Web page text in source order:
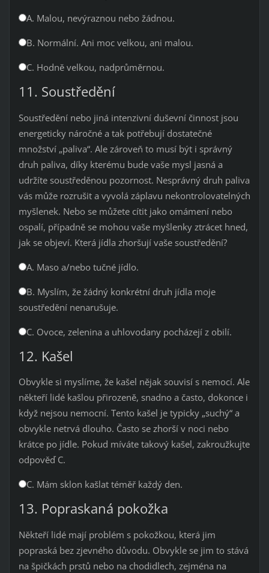
A. Malou, nevýraznou nebo žádnou.
B. Normální. Ani moc velkou, ani malou.
C. Hodně velkou, nadprůměrnou.
11. Soustředění
Soustředění nebo jiná intenzivní duševní činnost jsou
energeticky náročné a tak potřebují dostatečné
množství „paliva“. Ale zároveň to musí být i správný
druh paliva, díky kterému bude vaše mysl jasná a
udržíte soustředěnou pozornost. Nesprávný druh paliva
vás může rozrušit a vyvolá záplavu nekontrolovatelných
myšlenek. Nebo se můžete cítit jako omámení nebo
ospalí, případně se mohou vaše myšlenky ztrácet hned,
jak se objeví. Která jídla zhoršují vaše soustředění?
A. Maso a/nebo tučné jídlo.
B. Myslím, že žádný konkrétní druh jídla moje
soustředění nenarušuje.
C. Ovoce, zelenina a uhlovodany pocházejí z obilí.
12. Kašel
Obvykle si myslíme, že kašel nějak souvisí s nemocí. Ale
někteří lidé kašlou přirozeně, snadno a často, dokonce i
když nejsou nemocní. Tento kašel je typicky „suchý“ a
obvykle netrvá dlouho. Často se zhorší v noci nebo
krátce po jídle. Pokud míváte takový kašel, zakroužkujte
odpověď C.
C. Mám sklon kašlat téměř každý den.
13. Popraskaná pokožka
Někteří lidé mají problém s pokožkou, která jim
popraská bez zjevného důvodu. Obvykle se jim to stává
na špičkách prstů nebo na chodidlech, zejména na